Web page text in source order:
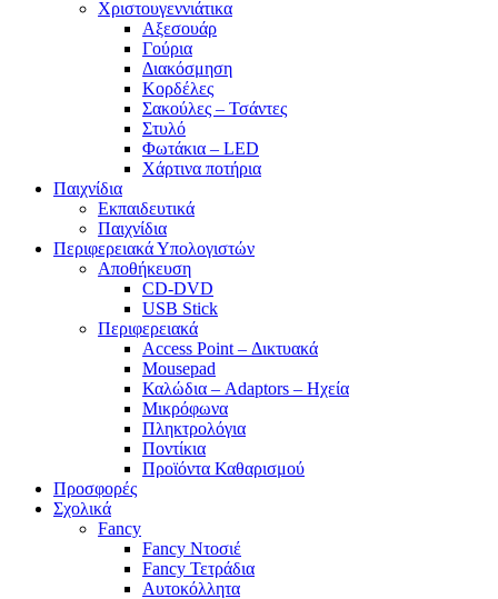
Χριστουγεννιάτικα
Αξεσουάρ
Γούρια
Διακόσμηση
Κορδέλες
Σακούλες – Τσάντες
Στυλό
Φωτάκια – LED
Χάρτινα ποτήρια
Παιχνίδια
Εκπαιδευτικά
Παιχνίδια
Περιφερειακά Υπολογιστών
Αποθήκευση
CD-DVD
USB Stick
Περιφερειακά
Access Point – Δικτυακά
Mousepad
Καλώδια – Adaptors – Ηχεία
Μικρόφωνα
Πληκτρολόγια
Ποντίκια
Προϊόντα Καθαρισμού
Προσφορές
Σχολικά
Fancy
Fancy Ντοσιέ
Fancy Τετράδια
Αυτοκόλλητα